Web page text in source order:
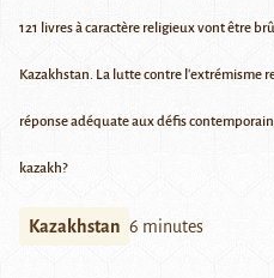
121 livres à caractère religieux vont être
Kazakhstan. La lutte contre l'extrémisme
réponse adéquate aux défis
kazakh?
Kazakhstan 6 minutes